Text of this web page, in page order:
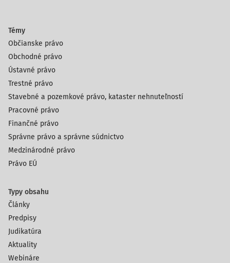
Témy
Občianske právo
Obchodné právo
Ústavné právo
Trestné právo
Stavebné a pozemkové právo, kataster nehnuteľností
Pracovné právo
Finančné právo
Správne právo a správne súdnictvo
Medzinárodné právo
Právo EÚ
Typy obsahu
Články
Predpisy
Judikatúra
Aktuality
Webináre